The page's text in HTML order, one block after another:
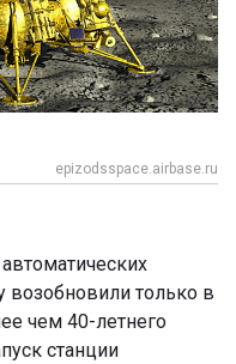
epizodsspace.airbase.ru
возобновили только в
чем 40-летнего
станции